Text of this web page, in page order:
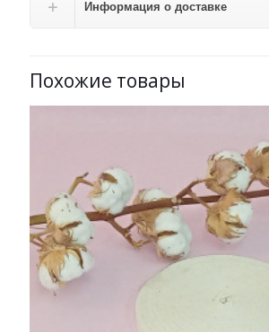
Информация о доставке
Похожие товары